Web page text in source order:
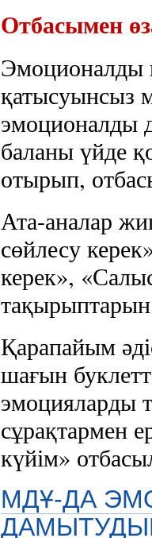
Отбасымен
Эмоционалды
қатысуынсыз
эмоционалды
баланы үйде
отырып,
Ата-аналар
сөйлесу
керек»,
Қарапайым
шағын
эмоцияларды
сұрақтармен
күйім»
МДҰ-ДА